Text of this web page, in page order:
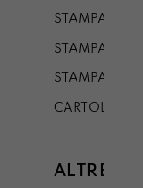
STAMPA A3
STAMPA A1
STAMPA A0
CARTOLINA
ALTRE